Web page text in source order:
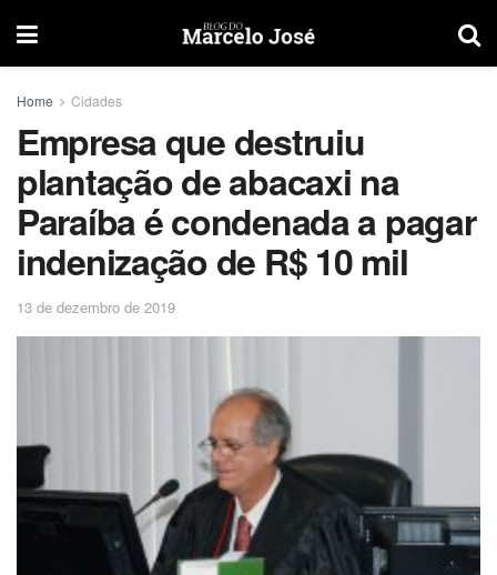
Home Cidades
Empresa que destruiu
plantação de abacaxi na
Paraíba é condenada a pagar
indenização de R$ 10 mil
13 de dezembro de 2019